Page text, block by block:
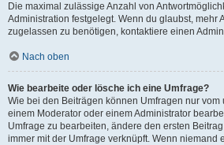
Die maximal zulässige Anzahl von
Administration festgelegt. Wenn du glaubst, mehr
zugelassen zu benötigen, kontaktiere einen
Nach oben
Wie bearbeite oder lösche ich eine Umfrage?
Wie bei den Beiträgen können Umfragen nur vom
einem Moderator oder einem Administrator
Umfrage zu bearbeiten, ändere den ersten
immer mit der Umfrage verknüpft. Wenn niemand